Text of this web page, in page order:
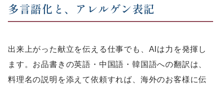
多言語化と、アレルゲン表記
出来上がった献立を伝える仕事でも、AIは力を発揮し
ます。お品書きの英語・中国語・韓国語への翻訳は、
料理名の説明を添えて依頼すれば、海外のお客様に伝